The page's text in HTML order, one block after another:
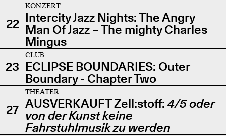
22
KONZERT
Intercity Jazz Nights: The Angry
Man Of Jazz – The mighty Charles
Mingus
23
CLUB
ECLIPSE BOUNDARIES: Outer
Boundary - Chapter Two
27
THEATER
AUSVERKAUFT Zell:stoff: 4/5 oder
von der Kunst keine
Fahrstuhlmusik zu werden